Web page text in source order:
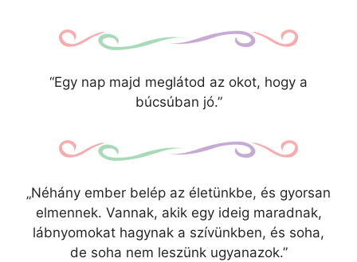
“Egy nap majd meglátod az okot, hogy a
búcsúban jó.”
„Néhány ember belép az életünkbe, és gyorsan
elmennek. Vannak, akik egy ideig maradnak,
lábnyomokat hagynak a szívünkben, és soha,
de soha nem leszünk ugyanazok.”